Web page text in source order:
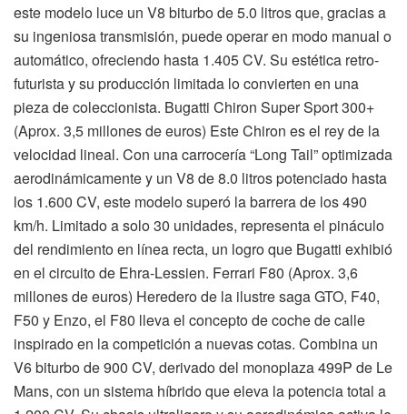
este modelo luce un V8 biturbo de 5.0 litros que, gracias a
su ingeniosa transmisión, puede operar en modo manual o
automático, ofreciendo hasta 1.405 CV. Su estética retro-
futurista y su producción limitada lo convierten en una
pieza de coleccionista. Bugatti Chiron Super Sport 300+
(Aprox. 3,5 millones de euros) Este Chiron es el rey de la
velocidad lineal. Con una carrocería “Long Tail” optimizada
aerodinámicamente y un V8 de 8.0 litros potenciado hasta
los 1.600 CV, este modelo superó la barrera de los 490
km/h. Limitado a solo 30 unidades, representa el pináculo
del rendimiento en línea recta, un logro que Bugatti exhibió
en el circuito de Ehra-Lessien. Ferrari F80 (Aprox. 3,6
millones de euros) Heredero de la ilustre saga GTO, F40,
F50 y Enzo, el F80 lleva el concepto de coche de calle
inspirado en la competición a nuevas cotas. Combina un
V6 biturbo de 900 CV, derivado del monoplaza 499P de Le
Mans, con un sistema híbrido que eleva la potencia total a